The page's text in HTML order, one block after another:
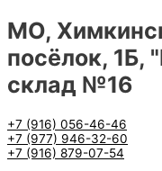
МО,
посёлок,
склад №16
+7 (916) 056-46-46
+7 (977) 946-32-60
+7 (916) 879-07-54